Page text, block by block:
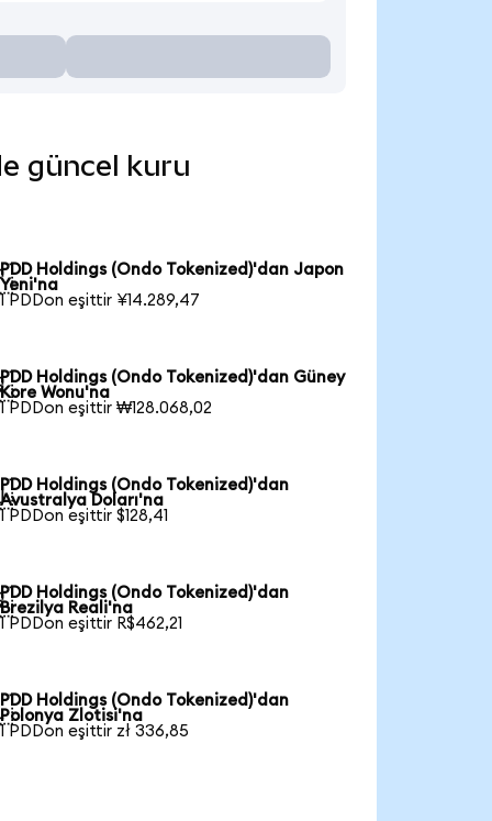
güncel kuru
PDD Holdings (Ondo Tokenized)'dan Japon
Yeni'na
1 PDDon eşittir ¥14.289,47
PDD Holdings (Ondo Tokenized)'dan Güney
Kore Wonu'na
1 PDDon eşittir ₩128.068,02
PDD Holdings (Ondo Tokenized)'dan
Avustralya Doları'na
1 PDDon eşittir $128,41
PDD Holdings (Ondo Tokenized)'dan
Brezilya Reali'na
1 PDDon eşittir R$462,21
PDD Holdings (Ondo Tokenized)'dan
Polonya Zlotisi'na
1 PDDon eşittir zł 336,85